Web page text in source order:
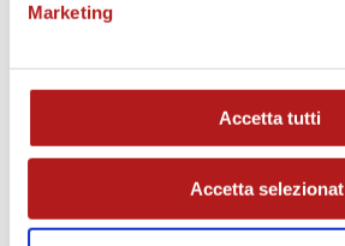
Marketing
Accetta tutti
Accetta
AS CITTADELLA STORE